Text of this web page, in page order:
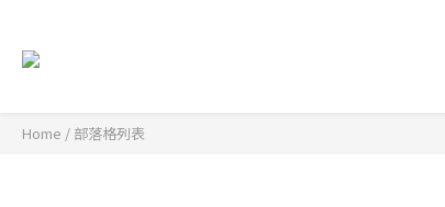
Home / 部落格列表